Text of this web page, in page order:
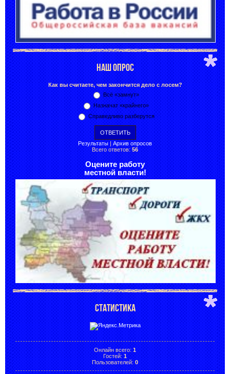
НАШ ОПРОС
Как вы считаете, чем закончится дело с лосем?
Всё «замнут»
Назначат «крайнего»
Справедливо разберутся
Результаты | Архив опросов
Всего ответов: 56
Оцените работу
местной власти!
СТАТИСТИКА
Онлайн всего: 1
Гостей: 1
Пользователей: 0